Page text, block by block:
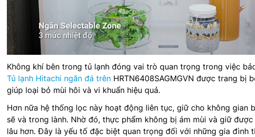
Không khí bên trong tủ lạnh đóng vai trò quan trọng trong việc
Tủ lạnh Hitachi ngăn đá trên HRTN6408SAGMGVN được trang bị
giúp loại bỏ mùi hôi và vi khuẩn hiệu quả.
Hơn nữa hệ thống lọc này hoạt động liên tục, giữ cho không gian
sẽ và trong lành. Nhờ đó, thực phẩm không bị ám mùi và giữ
lâu hơn. Đây là yếu tố đặc biệt quan trọng đối với những gia đình